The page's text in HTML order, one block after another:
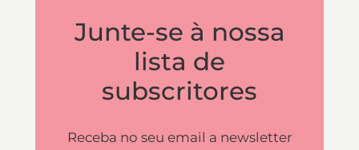
Junte-se à nossa
lista de
subscritores
Receba no seu email a newsletter